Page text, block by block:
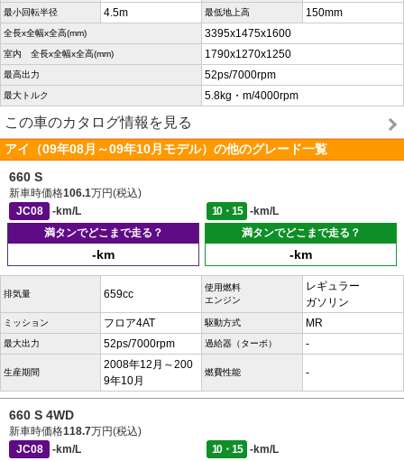
最小回転半径 4.5m 最低地上高 150mm
全長x全幅x全高(mm) 3395x1475x1600
室内 全長x全幅x全高(mm) 1790x1270x1250
最高出力 52ps/7000rpm
最大トルク 5.8kg・m/4000rpm
この車のカタログ情報を見る
アイ（09年08月～09年10月モデル）の他のグレード一覧
660 S
新車時価格106.1万円(税込)
JC08
-km/L 10・15
-km/L
満タンでどこまで走る？
-km
満タンでどこまで走る？
-km
排気量 659cc
使用燃料
エンジン
レギュラー
ガソリン
ミッション フロア4AT 駆動方式 MR
最大出力 52ps/7000rpm 過給器（ターボ） -
生産期間
2008年12月～200
9年10月
燃費性能 -
660 S 4WD
新車時価格118.7万円(税込)
JC08
-km/L 10・15
-km/L